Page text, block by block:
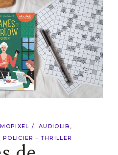
AUDIOLIB
POLICIER - THRILLER